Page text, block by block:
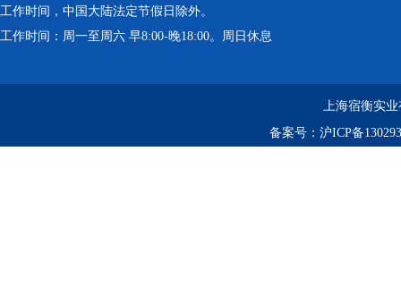
工作时间，中国大陆法定节假日除外。
工作时间：周一至周六 早8:00-晚18:00。周日休息
上海宿衡实
备案号： 沪ICP备